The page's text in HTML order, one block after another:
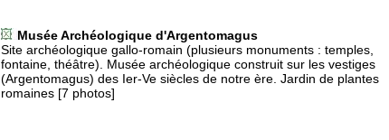
Musée Archéologique d'Argentomagus
Site archéologique gallo-romain (plusieurs monuments : temples,
fontaine, théâtre). Musée archéologique construit sur les vestiges
(Argentomagus) des Ier-Ve siècles de notre ère. Jardin de plantes
romaines [7 photos]